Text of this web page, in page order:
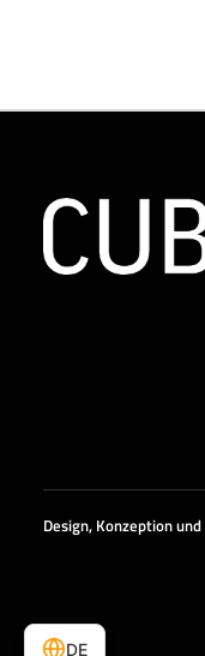
Design, Konzeption und
DE